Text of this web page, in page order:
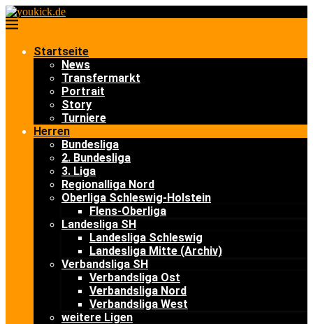
Startseite
News
Transfermarkt
Portrait
Story
Turniere
Herren
Bundesliga
2. Bundesliga
3. Liga
Regionalliga Nord
Oberliga Schleswig-Holstein
Flens-Oberliga
Landesliga SH
Landesliga Schleswig
Landesliga Mitte (Archiv)
Verbandsliga SH
Verbandsliga Ost
Verbandsliga Nord
Verbandsliga West
weitere Ligen